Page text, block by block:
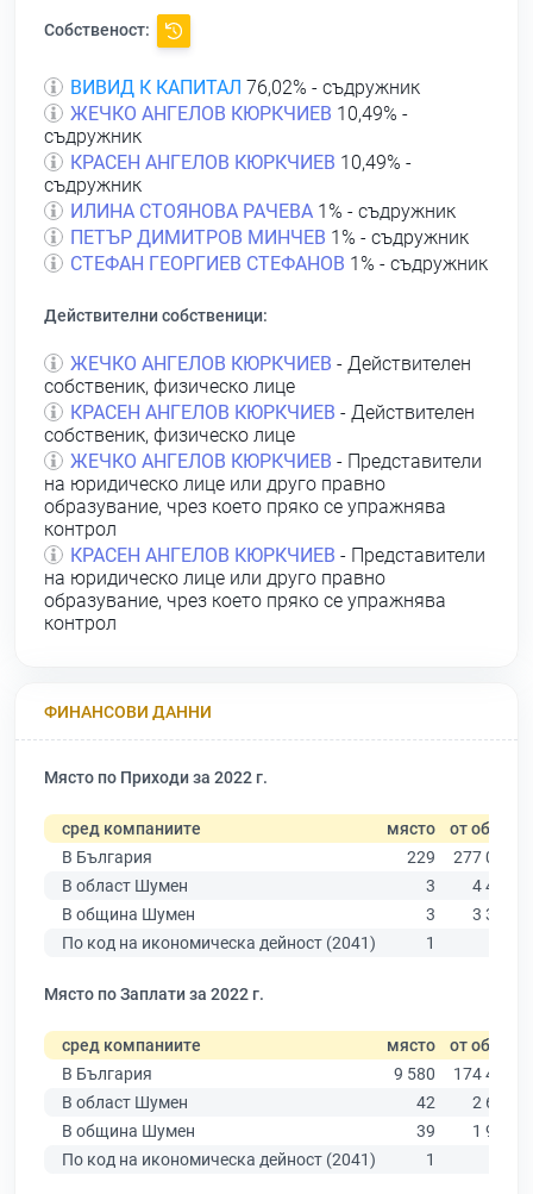
Собственост:
ВИВИД К КАПИТАЛ 76,02% - съдружник
ЖЕЧКО АНГЕЛОВ КЮРКЧИЕВ 10,49% -
съдружник
КРАСЕН АНГЕЛОВ КЮРКЧИЕВ 10,49% -
съдружник
ИЛИНА СТОЯНОВА РАЧЕВА 1% - съдружник
ПЕТЪР ДИМИТРОВ МИНЧЕВ 1% - съдружник
СТЕФАН ГЕОРГИЕВ СТЕФАНОВ 1% - съдружник
Действителни собственици:
ЖЕЧКО АНГЕЛОВ КЮРКЧИЕВ - Действителен
собственик, физическо лице
КРАСЕН АНГЕЛОВ КЮРКЧИЕВ - Действителен
собственик, физическо лице
ЖЕЧКО АНГЕЛОВ КЮРКЧИЕВ - Представители
на юридическо лице или друго правно
образувание, чрез което пряко се упражнява
контрол
КРАСЕН АНГЕЛОВ КЮРКЧИЕВ - Представители
на юридическо лице или друго правно
образувание, чрез което пряко се упражнява
контрол
ФИНАНСОВИ ДАННИ
Място по Приходи за 2022 г.
сред компаниите място от общо
В България
229
277 019
В област Шумен
3
4 480
В община Шумен
3
3 331
По код на икономическа дейност (2041)
1
Място по Заплати за 2022 г.
сред компаниите място от общо
В България
9 580
174 403
В област Шумен
42
2 635
В община Шумен
39
1 963
По код на икономическа дейност (2041)
1